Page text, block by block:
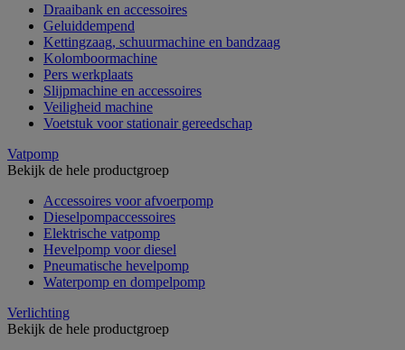
Draaibank en accessoires
Geluiddempend
Kettingzaag, schuurmachine en bandzaag
Kolomboormachine
Pers werkplaats
Slijpmachine en accessoires
Veiligheid machine
Voetstuk voor stationair gereedschap
Vatpomp
Bekijk de hele productgroep
Accessoires voor afvoerpomp
Dieselpompaccessoires
Elektrische vatpomp
Hevelpomp voor diesel
Pneumatische hevelpomp
Waterpomp en dompelpomp
Verlichting
Bekijk de hele productgroep